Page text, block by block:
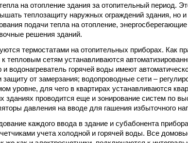
на отопление здания за отопительный период.
теплозащиту наружных ограждений здания, но
подачи тепла на отопление, энергосберегающие
решения зданий.
термостатами на отопительных приборах. Как
тепловым сетям устанавливаются
водонагреватель горячей воды имеют
от замерзания; водопроводные сети –
уровне, для чего в квартирах устанавливаются
зданиях проводится еще и зонирование систем по
давления на вводе для гашения избыточного
каждого ввода в здание и субабонента
учета холодной и горячей воды. Все